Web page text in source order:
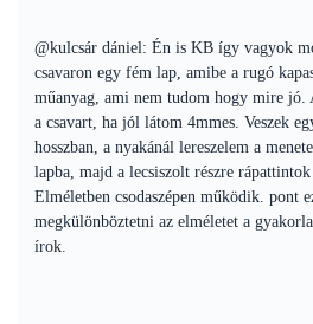
@kulcsár dániel: Én is KB így vagyok
csavaron egy fém lap, amibe a rugó
műanyag, ami nem tudom hogy mire
a csavart, ha jól látom 4mmes. Veszek
hosszban, a nyakánál lereszelem a
lapba, majd a lecsiszolt részre
Elméletben csodaszépen működik. pont
megkülönböztetni az elméletet a
írok.